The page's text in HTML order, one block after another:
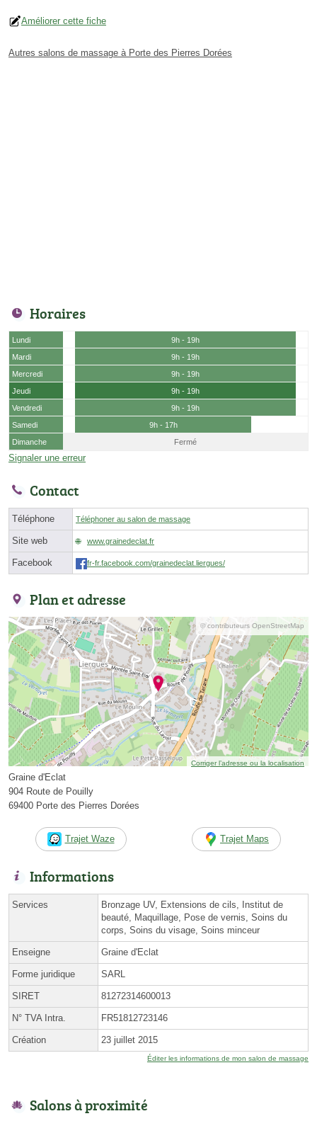
Améliorer cette fiche
Autres salons de massage à Porte des Pierres Dorées
Horaires
Lundi
9h - 19h
Mardi
9h - 19h
Mercredi
9h - 19h
Jeudi
9h - 19h
Vendredi
9h - 19h
Samedi
9h - 17h
Dimanche
Fermé
Signaler une erreur
Contact
Téléphone Téléphoner au salon de massage
Site web www.grainedeclat.fr
Facebook fr-fr.facebook.com/grainedeclat.liergues/
Plan et adresse
© contributeurs OpenStreetMap
Corriger l’adresse ou la localisation
Graine d'Eclat
904 Route de Pouilly
69400 Porte des Pierres Dorées
Trajet Waze Trajet Maps
Informations
Services
Bronzage UV, Extensions de cils, Institut de
beauté, Maquillage, Pose de vernis, Soins du
corps, Soins du visage, Soins minceur
Enseigne Graine d'Eclat
Forme juridique SARL
SIRET 81272314600013
N° TVA Intra. FR51812723146
Création 23 juillet 2015
Éditer les informations de mon salon de massage
Salons à proximité